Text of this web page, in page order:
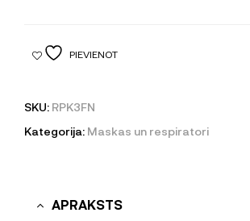
PIEVIENOT
SKU: RPK3FN
Kategorija: Maskas un respiratori
APRAKSTS